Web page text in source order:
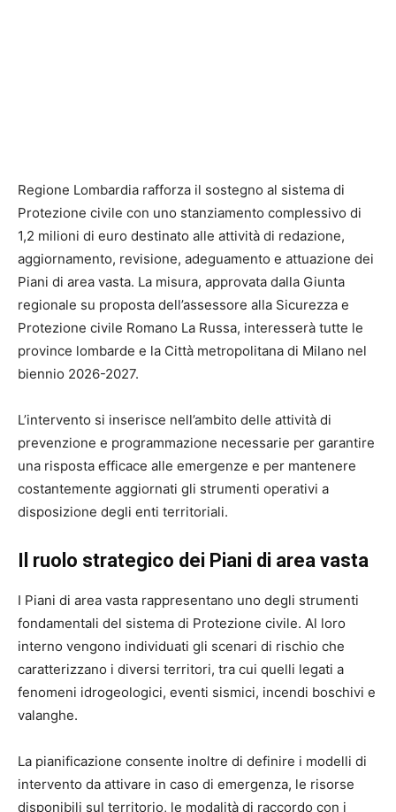
Regione Lombardia rafforza il sostegno al sistema di
Protezione civile con uno stanziamento complessivo di
1,2 milioni di euro destinato alle attività di redazione,
aggiornamento, revisione, adeguamento e attuazione dei
Piani di area vasta. La misura, approvata dalla Giunta
regionale su proposta dell’assessore alla Sicurezza e
Protezione civile Romano La Russa, interesserà tutte le
province lombarde e la Città metropolitana di Milano nel
biennio 2026-2027.
L’intervento si inserisce nell’ambito delle attività di
prevenzione e programmazione necessarie per garantire
una risposta efficace alle emergenze e per mantenere
costantemente aggiornati gli strumenti operativi a
disposizione degli enti territoriali.
Il ruolo strategico dei Piani di area vasta
I Piani di area vasta rappresentano uno degli strumenti
fondamentali del sistema di Protezione civile. Al loro
interno vengono individuati gli scenari di rischio che
caratterizzano i diversi territori, tra cui quelli legati a
fenomeni idrogeologici, eventi sismici, incendi boschivi e
valanghe.
La pianificazione consente inoltre di definire i modelli di
intervento da attivare in caso di emergenza, le risorse
disponibili sul territorio, le modalità di raccordo con i